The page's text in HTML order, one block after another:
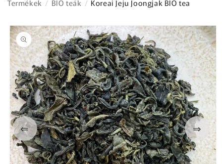
Termékek / BIO teák / Koreai Jeju Joongjak BIO tea
⇐
Kihagyás, és
ugrás a
termékadatokra
⇒